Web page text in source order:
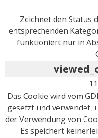
Zeichnet den Status
entsprechenden
funktioniert nur in
Das Cookie wird vom
gesetzt und verwendet,
der Verwendung von
Es speichert